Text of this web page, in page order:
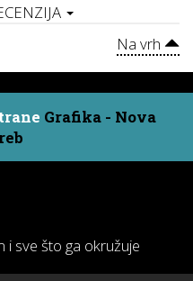
Na vrh
Grafika - Nova
i sve što ga okružuje